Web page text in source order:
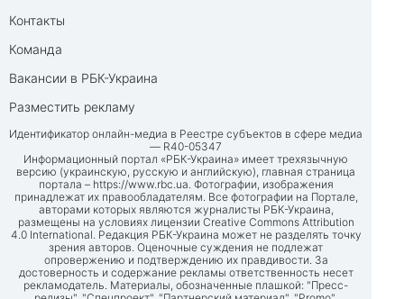
Контакты
Команда
Вакансии в РБК-Украина
Разместить рекламу
Идентификатор онлайн-медиа в Реестре субъектов в сфере медиа
— R40-05347
Информационный портал «РБК-Украина» имеет трехязычную
версию (украинскую, русскую и английскую), главная страница
портала – https://www.rbc.ua. Фотографии, изображения
принадлежат их правообладателям. Все фотографии на Портале,
авторами которых являются журналисты РБК-Украина,
размещены на условиях лицензии Creative Commons Attribution
4.0 International. Редакция РБК-Украина может не разделять точку
зрения авторов. Оценочные суждения не подлежат
опровержению и подтверждению их правдивости. За
достоверность и содержание рекламы ответственность несет
рекламодатель. Материалы, обозначенные плашкой: "Пресс-